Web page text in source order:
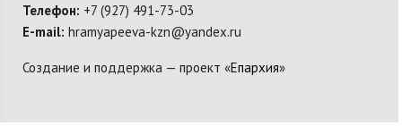
Телефон: +7 (927) 491-73-03
E-mail: hramyapeeva-kzn@yandex.ru
Создание и поддержка — проект «Епархия»